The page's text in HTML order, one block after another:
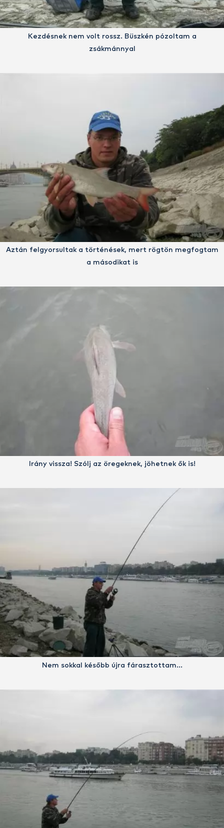
Kezdésnek nem volt rossz. Büszkén pózoltam a
zsákmánnyal
Aztán felgyorsultak a történések, mert rögtön megfogtam
a másodikat is
Irány vissza! Szólj az öregeknek, jöhetnek ők is!
Nem sokkal később újra fárasztottam…